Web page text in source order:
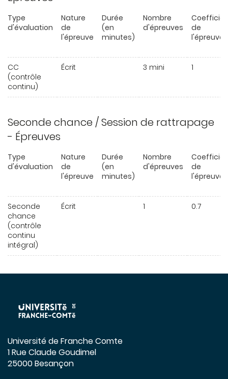
Type
d'évaluation
Nature
de
l'épreuve
Durée
(en
minutes)
Nombre
d'épreuves
de
l'épreuve
CC
(contrôle
continu)
Écrit 3 mini 1
Seconde chance / Session de rattrapage
- Épreuves
Type
d'évaluation
Nature
de
l'épreuve
Durée
(en
minutes)
Nombre
d'épreuves
de
l'épreuve
Seconde
chance
(contrôle
continu
intégral)
Écrit 1 0.7
Université de Franche Comte
1 Rue Claude Goudimel
25000 Besançon